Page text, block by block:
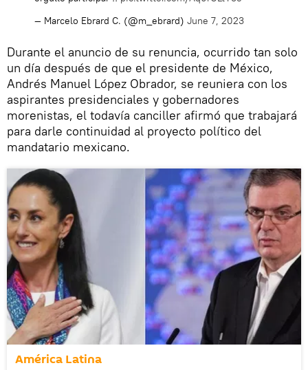
— Marcelo Ebrard C. (@m_ebrard) June 7, 2023
Durante el anuncio de su renuncia, ocurrido tan solo
un día después de que el presidente de México,
Andrés Manuel López Obrador, se reuniera con los
aspirantes presidenciales y gobernadores
morenistas, el todavía canciller afirmó que trabajará
para darle continuidad al proyecto político del
mandatario mexicano.
América Latina